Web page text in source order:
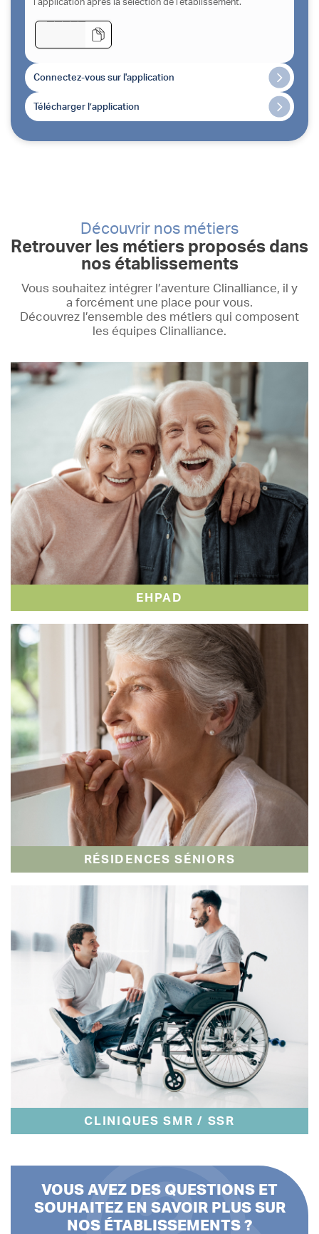
l’application après la sélection de l’établissement.
Connectez-vous sur l'application
Télécharger l’application
Découvrir nos métiers
Retrouver les métiers proposés dans
nos établissements
Vous souhaitez intégrer l’aventure Clinalliance, il y
a forcément une place pour vous.
Découvrez l’ensemble des métiers qui composent
les équipes Clinalliance.
EHPAD
RÉSIDENCES SÉNIORS
CLINIQUES SMR / SSR
Le code ci-dessous sera à rentrer directement sur
l’application après la sélection de l’établissement.
VOUS AVEZ DES QUESTIONS ET
SOUHAITEZ EN SAVOIR PLUS SUR
NOS ÉTABLISSEMENTS ?